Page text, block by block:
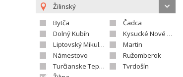
Žilinský
Bytča
Čadca
Dolný Kubín
Kysucké Nové Mesto
Liptovský Mikuláš
Martin
Námestovo
Ružomberok
Turčianske Teplice
Tvrdošín